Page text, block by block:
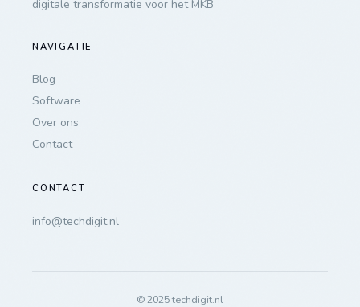
digitale transformatie voor het MKB
NAVIGATIE
Blog
Software
Over ons
Contact
CONTACT
info@techdigit.nl
© 2025 techdigit.nl